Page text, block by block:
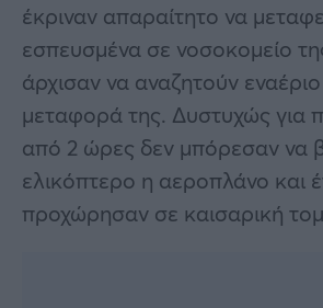
έκριναν απαραίτητο να
εσπευσμένα σε νοσοκομείο
άρχισαν να αναζητούν
μεταφορά της. Δυστυχώς για
από 2 ώρες δεν μπόρεσαν να
ελικόπτερο η αεροπλάνο και
προχώρησαν σε καισαρική